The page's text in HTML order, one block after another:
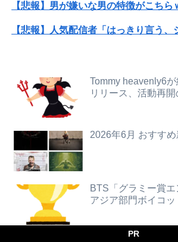
10代「ローゼンメイデンのアニメなん
Tommy heavenly6
リリース、活動再開
2026年6月 おすす
BTS「グラミー賞エ
アジア部門ボイコ
PR